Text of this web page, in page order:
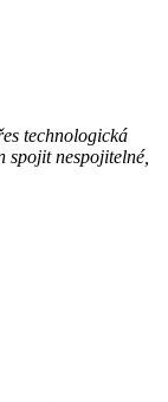
technologická
spojit nespojitelné,